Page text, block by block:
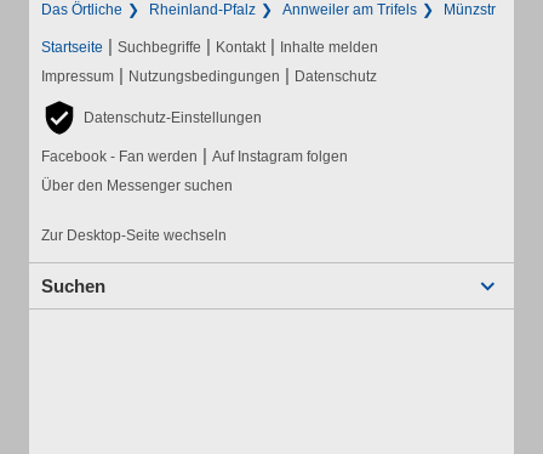
Das Örtliche Rheinland-Pfalz Annweiler am Trifels Münzstr
Startseite | Suchbegriffe | Kontakt | Inhalte melden
Impressum | Nutzungsbedingungen | Datenschutz
Datenschutz-Einstellungen
Facebook - Fan werden | Auf Instagram folgen
Über den Messenger suchen
Zur Desktop-Seite wechseln
Suchen